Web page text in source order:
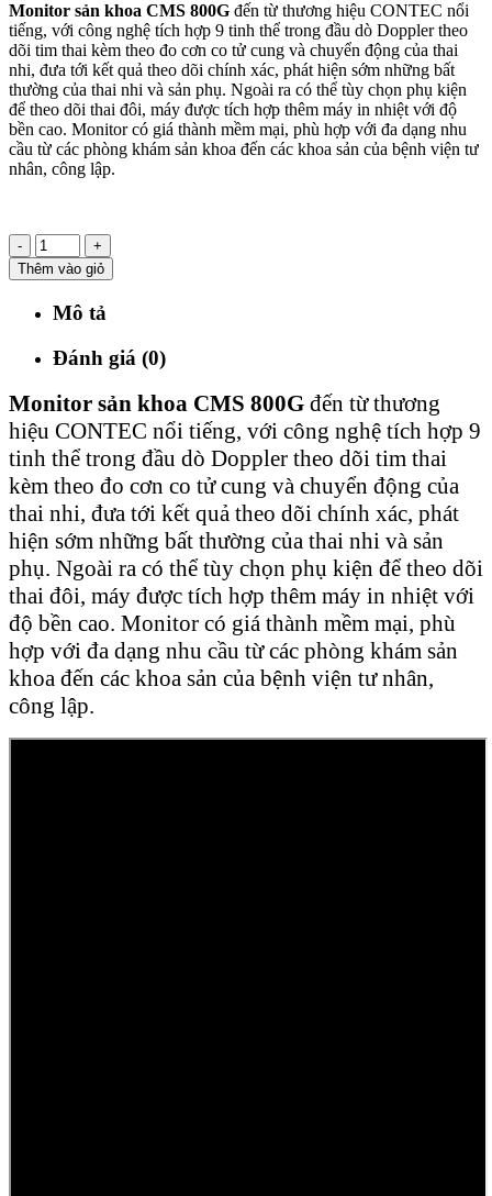
Monitor sản khoa CMS 800G đến từ thương hiệu CONTEC nổi
tiếng, với công nghệ tích hợp 9 tinh thể trong đầu dò Doppler theo
dõi tim thai kèm theo đo cơn co tử cung và chuyển động của thai
nhi, đưa tới kết quả theo dõi chính xác, phát hiện sớm những bất
thường của thai nhi và sản phụ. Ngoài ra có thể tùy chọn phụ kiện
để theo dõi thai đôi, máy được tích hợp thêm máy in nhiệt với độ
bền cao. Monitor có giá thành mềm mại, phù hợp với đa dạng nhu
cầu từ các phòng khám sản khoa đến các khoa sản của bệnh viện tư
nhân, công lập.
-
+
Thêm vào giỏ
Mô tả
Đánh giá (0)
Monitor sản khoa CMS 800G đến từ thương
hiệu CONTEC nổi tiếng, với công nghệ tích hợp 9
tinh thể trong đầu dò Doppler theo dõi tim thai
kèm theo đo cơn co tử cung và chuyển động của
thai nhi, đưa tới kết quả theo dõi chính xác, phát
hiện sớm những bất thường của thai nhi và sản
phụ. Ngoài ra có thể tùy chọn phụ kiện để theo dõi
thai đôi, máy được tích hợp thêm máy in nhiệt với
độ bền cao. Monitor có giá thành mềm mại, phù
hợp với đa dạng nhu cầu từ các phòng khám sản
khoa đến các khoa sản của bệnh viện tư nhân,
công lập.